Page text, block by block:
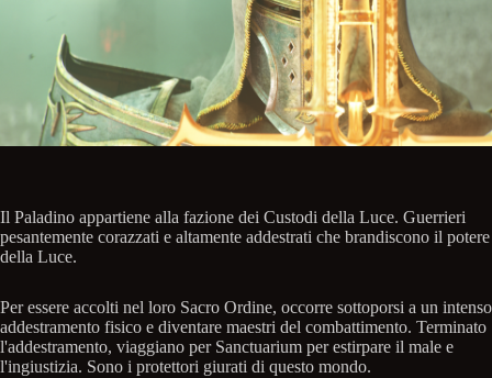
Il Paladino appartiene alla fazione dei Custodi della Luce. Guerrieri
pesantemente corazzati e altamente addestrati che brandiscono il potere
della Luce.
Per essere accolti nel loro Sacro Ordine, occorre sottoporsi a un intenso
addestramento fisico e diventare maestri del combattimento. Terminato
l'addestramento, viaggiano per Sanctuarium per estirpare il male e
l'ingiustizia. Sono i protettori giurati di questo mondo.